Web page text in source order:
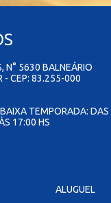
N° 5630 BALNEÁRIO
- CEP: 83.255-000
TEMPORADA: DAS
17:00 HS
ALUGUEL